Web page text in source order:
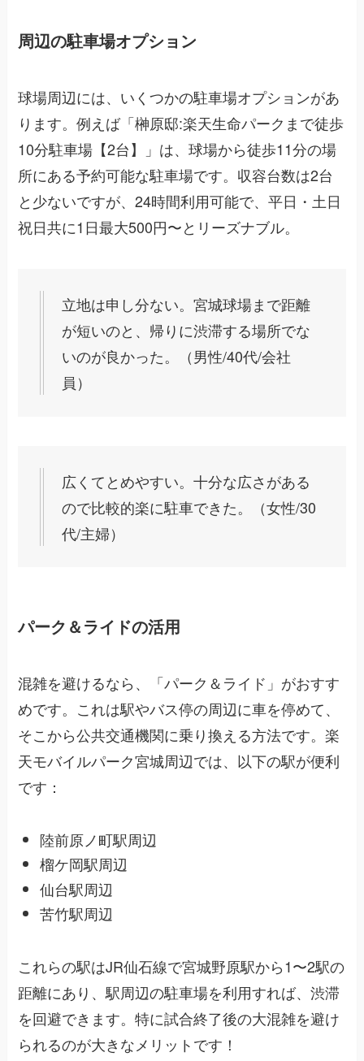
周辺の駐車場オプション
球場周辺には、いくつかの駐車場オプションがあ
ります。例えば「榊原邸:楽天生命パークまで徒歩
10分駐車場【2台】」は、球場から徒歩11分の場
所にある予約可能な駐車場です。収容台数は2台
と少ないですが、24時間利用可能で、平日・土日
祝日共に1日最大500円〜とリーズナブル。
立地は申し分ない。宮城球場まで距離
が短いのと、帰りに渋滞する場所でな
いのが良かった。（男性/40代/会社
員）
広くてとめやすい。十分な広さがある
ので比較的楽に駐車できた。（女性/30
代/主婦）
パーク＆ライドの活用
混雑を避けるなら、「パーク＆ライド」がおすす
めです。これは駅やバス停の周辺に車を停めて、
そこから公共交通機関に乗り換える方法です。楽
天モバイルパーク宮城周辺では、以下の駅が便利
です：
陸前原ノ町駅周辺
榴ケ岡駅周辺
仙台駅周辺
苦竹駅周辺
これらの駅はJR仙石線で宮城野原駅から1〜2駅の
距離にあり、駅周辺の駐車場を利用すれば、渋滞
を回避できます。特に試合終了後の大混雑を避け
られるのが大きなメリットです！